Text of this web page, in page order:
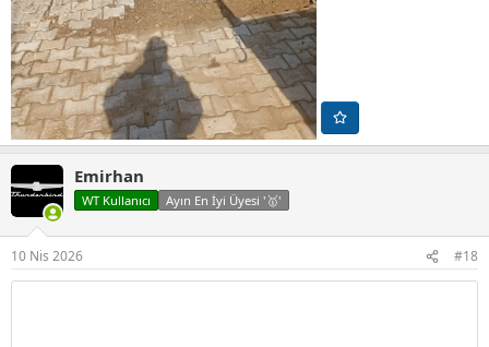
Emirhan
WT Kullanıcı Ayın En İyi Üyesi '🥇'
10 Nis 2026 #18